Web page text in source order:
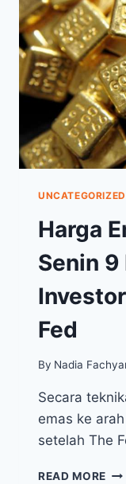
UNCATEGORIZED
Harga
Senin
Fed
By Nadia
Secara
emas ke
setelah The
READ MORE